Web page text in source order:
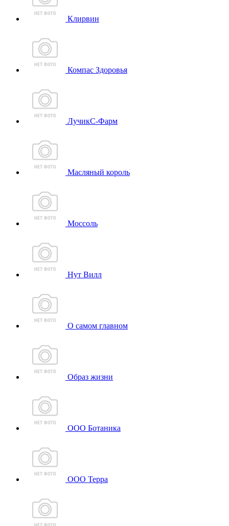
Клирвин
Компас Здоровья
ЛучикС-Фарм
Масляный король
Моссоль
Нут Вилл
О самом главном
Образ жизни
ООО Ботаника
ООО Терра